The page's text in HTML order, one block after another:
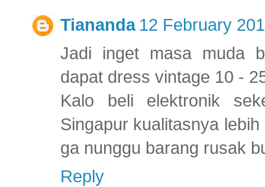
Tiananda 12 February
Jadi inget masa muda
dapat dress vintage 10 -
Kalo beli elektronik
Singapur kualitasnya
ga nunggu barang rusak
Reply